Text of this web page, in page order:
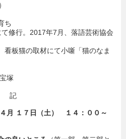
ち
修行。2017年7月、落語芸術協会
看板猫の取材にて小噺「猫のなま
塚
記
４月
１７日（土） １４：００～